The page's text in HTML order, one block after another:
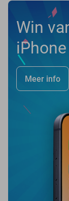
Win
Meer info